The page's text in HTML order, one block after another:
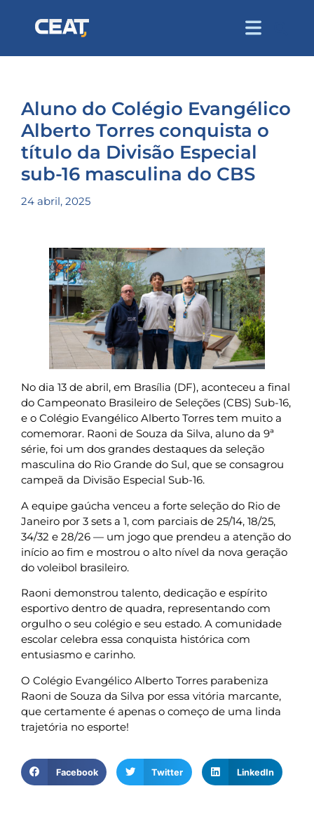
Aluno do Colégio Evangélico
Alberto Torres conquista o
título da Divisão Especial
sub-16 masculina do CBS
24 abril, 2025
No dia 13 de abril, em Brasília (DF), aconteceu a final
do Campeonato Brasileiro de Seleções (CBS) Sub-16,
e o Colégio Evangélico Alberto Torres tem muito a
comemorar. Raoni de Souza da Silva, aluno da 9ª
série, foi um dos grandes destaques da seleção
masculina do Rio Grande do Sul, que se consagrou
campeã da Divisão Especial Sub-16.
A equipe gaúcha venceu a forte seleção do Rio de
Janeiro por 3 sets a 1, com parciais de 25/14, 18/25,
34/32 e 28/26 — um jogo que prendeu a atenção do
início ao fim e mostrou o alto nível da nova geração
do voleibol brasileiro.
Raoni demonstrou talento, dedicação e espírito
esportivo dentro de quadra, representando com
orgulho o seu colégio e seu estado. A comunidade
escolar celebra essa conquista histórica com
entusiasmo e carinho.
O Colégio Evangélico Alberto Torres parabeniza
Raoni de Souza da Silva por essa vitória marcante,
que certamente é apenas o começo de uma linda
trajetória no esporte!
Facebook Twitter LinkedIn